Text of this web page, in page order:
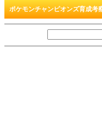
ポケモンチャンピオンズ育成考